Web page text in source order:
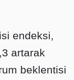
endeksi,
artarak
beklentisi